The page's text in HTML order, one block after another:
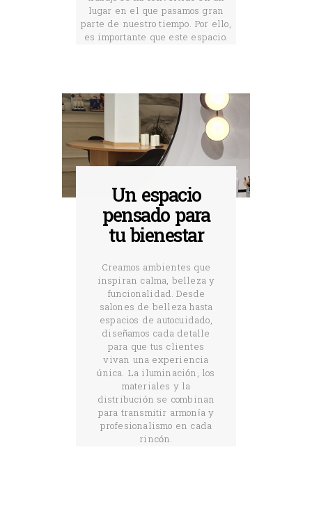
lugar en el que pasamos gran
parte de nuestro tiempo. Por ello,
es importante que este espacio.
Un espacio
pensado para
tu bienestar
Creamos ambientes que
inspiran calma, belleza y
funcionalidad. Desde
salones de belleza hasta
espacios de autocuidado,
diseñamos cada detalle
para que tus clientes
vivan una experiencia
única. La iluminación, los
materiales y la
distribución se combinan
para transmitir armonía y
profesionalismo en cada
rincón.